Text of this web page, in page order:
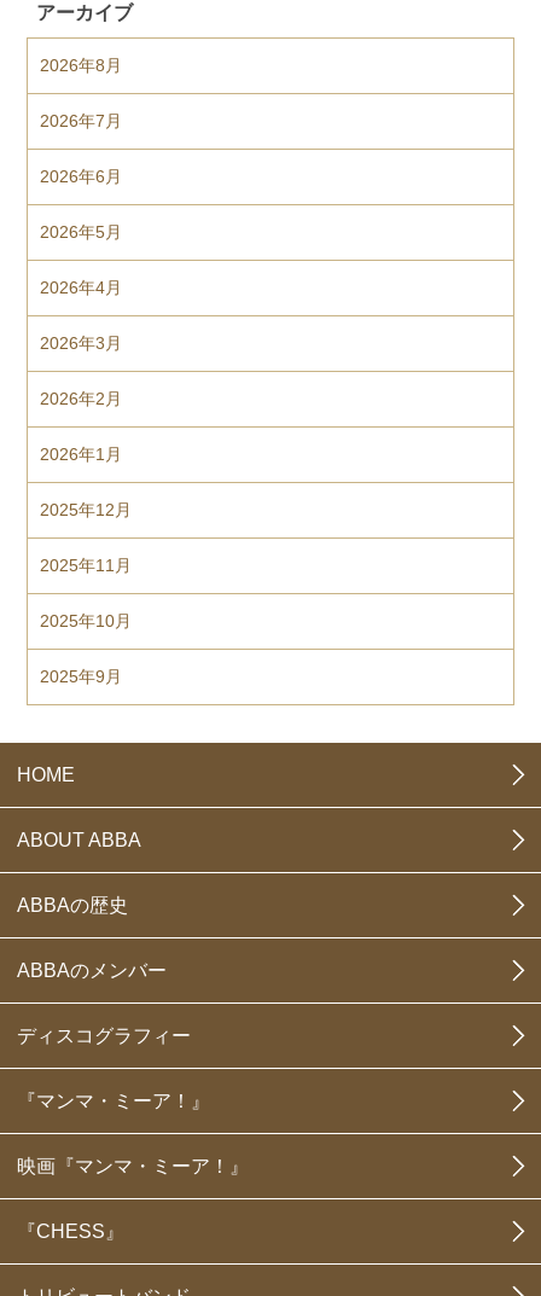
アーカイブ
2026年8月
2026年7月
2026年6月
2026年5月
2026年4月
2026年3月
2026年2月
2026年1月
2025年12月
2025年11月
2025年10月
2025年9月
HOME
ABOUT ABBA
ABBAの歴史
ABBAのメンバー
ディスコグラフィー
『マンマ・ミーア！』
映画『マンマ・ミーア！』
『CHESS』